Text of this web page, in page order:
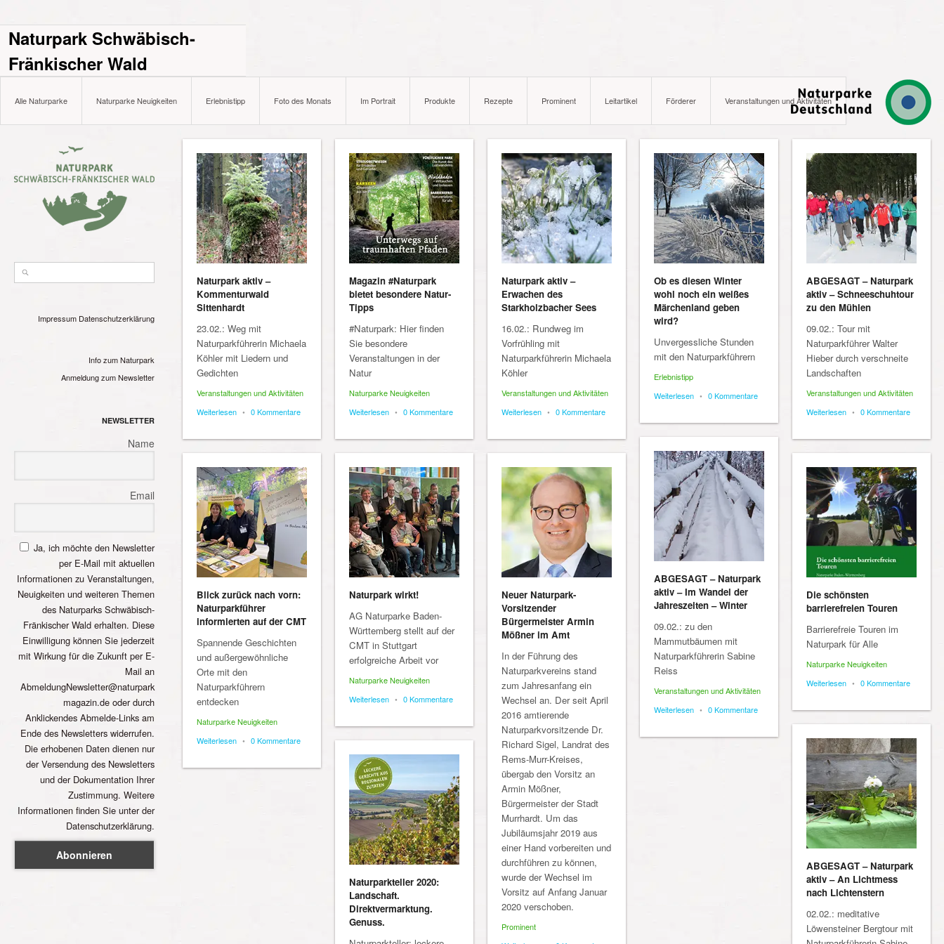
Naturpark Schwäbisch-
Fränkischer Wald
Alle Naturparke Naturparke Neuigkeiten Erlebnistipp Foto des Monats Im Portrait Produkte Rezepte Prominent Leitartikel Förderer Veranstaltungen und Aktivitäten
Impressum Datenschutzerklärung
Info zum Naturpark
Anmeldung zum Newsletter
NEWSLETTER
Name
Email
Ja, ich möchte den Newsletter
per E-Mail mit aktuellen
Informationen zu Veranstaltungen,
Neuigkeiten und weiteren Themen
des Naturparks Schwäbisch-
Fränkischer Wald erhalten. Diese
Einwilligung können Sie jederzeit
mit Wirkung für die Zukunft per E-
Mail an
AbmeldungNewsletter@naturpark
magazin.de oder durch
Anklickendes Abmelde-Links am
Ende des Newsletters widerrufen.
Die erhobenen Daten dienen nur
der Versendung des Newsletters
und der Dokumentation Ihrer
Zustimmung. Weitere
Informationen finden Sie unter der
Datenschutzerklärung.
Naturpark aktiv –
Kommenturwald
Sittenhardt
23.02.: Weg mit
Naturparkführerin Michaela
Köhler mit Liedern und
Gedichten
Veranstaltungen und Aktivitäten
Weiterlesen • 0 Kommentare
Magazin #Naturpark
bietet besondere Natur-
Tipps
#Naturpark: Hier finden
Sie besondere
Veranstaltungen in der
Natur
Naturparke Neuigkeiten
Weiterlesen • 0 Kommentare
Naturpark aktiv –
Erwachen des
Starkholzbacher Sees
16.02.: Rundweg im
Vorfrühling mit
Naturparkführerin Michaela
Köhler
Veranstaltungen und Aktivitäten
Weiterlesen • 0 Kommentare
Ob es diesen Winter
wohl noch ein weißes
Märchenland geben
wird?
Unvergessliche Stunden
mit den Naturparkführern
Erlebnistipp
Weiterlesen • 0 Kommentare
ABGESAGT – Naturpark
aktiv – Schneeschuhtour
zu den Mühlen
09.02.: Tour mit
Naturparkführer Walter
Hieber durch verschneite
Landschaften
Veranstaltungen und Aktivitäten
Weiterlesen • 0 Kommentare
ABGESAGT – Naturpark
aktiv – Im Wandel der
Jahreszeiten – Winter
09.02.: zu den
Mammutbäumen mit
Naturparkführerin Sabine
Reiss
Veranstaltungen und Aktivitäten
Weiterlesen • 0 Kommentare
Blick zurück nach vorn:
Naturparkführer
informierten auf der CMT
Spannende Geschichten
und außergewöhnliche
Orte mit den
Naturparkführern
entdecken
Naturparke Neuigkeiten
Weiterlesen • 0 Kommentare
Naturpark wirkt!
AG Naturparke Baden-
Württemberg stellt auf der
CMT in Stuttgart
erfolgreiche Arbeit vor
Naturparke Neuigkeiten
Weiterlesen • 0 Kommentare
Neuer Naturpark-
Vorsitzender
Bürgermeister Armin
Mößner im Amt
In der Führung des
Naturparkvereins stand
zum Jahresanfang ein
Wechsel an. Der seit April
2016 amtierende
Naturparkvorsitzende Dr.
Richard Sigel, Landrat des
Rems-Murr-Kreises,
übergab den Vorsitz an
Armin Mößner,
Bürgermeister der Stadt
Murrhardt. Um das
Jubiläumsjahr 2019 aus
einer Hand vorbereiten und
durchführen zu können,
wurde der Wechsel im
Vorsitz auf Anfang Januar
2020 verschoben.
Prominent
Die schönsten
barrierefreien Touren
Barrierefreie Touren im
Naturpark für Alle
Naturparke Neuigkeiten
Weiterlesen • 0 Kommentare
ABGESAGT – Naturpark
aktiv – An Lichtmess
nach Lichtenstern
02.02.: meditative
Löwensteiner Bergtour mit
Naturparkteller 2020:
Landschaft.
Direktvermarktung.
Genuss.